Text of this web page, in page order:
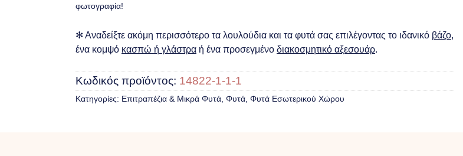
φωτογραφία!
✻ Αναδείξτε ακόμη περισσότερο τα λουλούδια και τα φυτά σας επιλέγοντας το ιδανικό βάζο,
ένα κομψό κασπώ ή γλάστρα ή ένα προσεγμένο διακοσμητικό αξεσουάρ.
Κωδικός προϊόντος: 14822-1-1-1
Κατηγορίες: Επιτραπέζια & Mικρά Φυτά Φυτά Φυτά Eσωτερικού Xώρου